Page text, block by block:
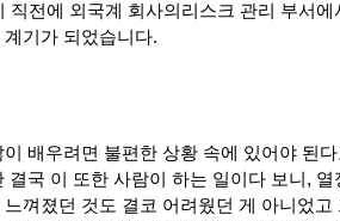
직전에 외국계 회사의 리스크 관리 부서에
계기가 되었습니다.
배우려면 불편한 상황 속에 있어야 된다
결국 이 또한 사람이 하는 일이다 보니 , 열
느껴졌던 것도 결코 어려웠던 게 아니었고